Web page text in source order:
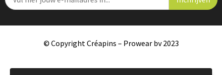
© Copyright Créapins – Prowear bv 2023